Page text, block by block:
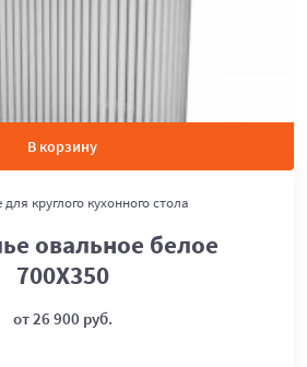
В корзину
круглого кухонного стола
овальное белое
700Х350
от 26 900 руб.